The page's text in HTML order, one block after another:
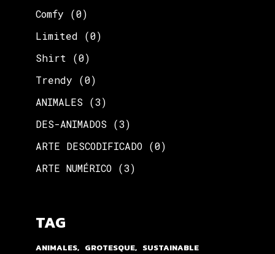
Comfy
(0)
Limited
(0)
Shirt
(0)
Trendy
(0)
ANIMALES
(3)
DES-ANIMADOS
(3)
ARTE DESCODIFICADO (0)
ARTE NUMÉRICO (3)
TAG
ANIMALES GROTESQUE SUSTAINABLE